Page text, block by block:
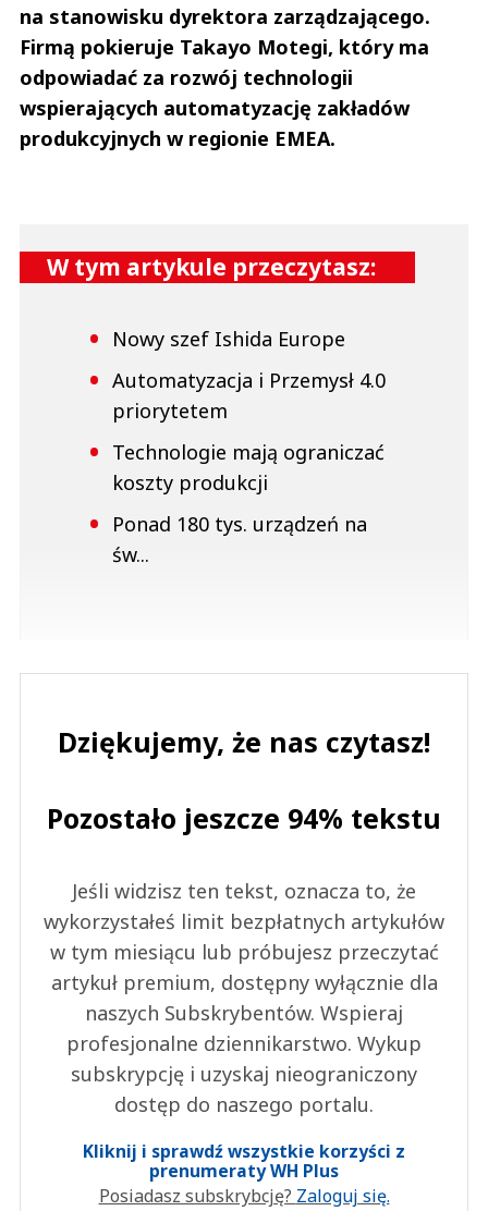
na stanowisku dyrektora zarządzającego.
Firmą pokieruje Takayo Motegi, który ma
odpowiadać za rozwój technologii
wspierających automatyzację zakładów
produkcyjnych w regionie EMEA.
W tym artykule przeczytasz:
Nowy szef Ishida Europe
Automatyzacja i Przemysł 4.0
priorytetem
Technologie mają ograniczać
koszty produkcji
Ponad 180 tys. urządzeń na
św...
Dziękujemy, że nas czytasz!
Pozostało jeszcze 94% tekstu
Jeśli widzisz ten tekst, oznacza to, że
wykorzystałeś limit bezpłatnych artykułów
w tym miesiącu lub próbujesz przeczytać
artykuł premium, dostępny wyłącznie dla
naszych Subskrybentów. Wspieraj
profesjonalne dziennikarstwo. Wykup
subskrypcję i uzyskaj nieograniczony
dostęp do naszego portalu.
Kliknij i sprawdź wszystkie korzyści z
prenumeraty WH Plus
Posiadasz subskrybcję? Zaloguj się.